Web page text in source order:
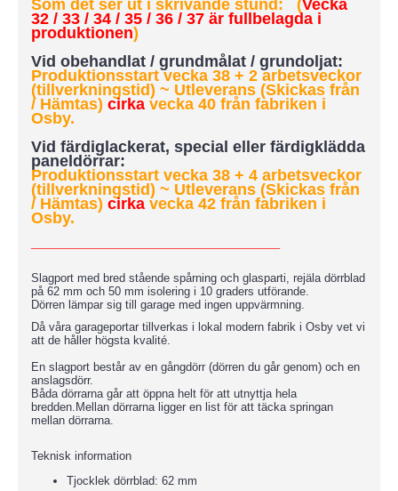
Som det ser ut i skrivande stund: (Vecka
32 / 33 / 34 / 35 / 36 / 37 är fullbelagda i
produktionen)
Vid obehandlat / grundmålat / grundoljat:
Produktionsstart vecka 38 + 2 arbetsveckor
(tillverkningstid) ~ Utleverans (Skickas från
/ Hämtas) cirka vecka 40 från fabriken i
Osby.
Vid färdiglackerat, special eller färdigklädda
paneldörrar:
Produktionsstart vecka 38 + 4 arbetsveckor
(tillverkningstid) ~ Utleverans (Skickas från
/ Hämtas) cirka vecka 42 från fabriken i
Osby.
Slagport med bred stående spårning och glasparti, rejäla dörrblad
på 62 mm och 50 mm isolering i 10 graders utförande.
Dörren lämpar sig till garage med ingen uppvärmning.
Då våra garageportar tillverkas i lokal modern fabrik i Osby vet vi
att de håller högsta kvalité.
En slagport består av en gångdörr (dörren du går genom) och en
anslagsdörr.
Båda dörrarna går att öppna helt för att utnyttja hela
bredden.Mellan dörrarna ligger en list för att täcka springan
mellan dörrarna.
Teknisk information
Tjocklek dörrblad: 62 mm